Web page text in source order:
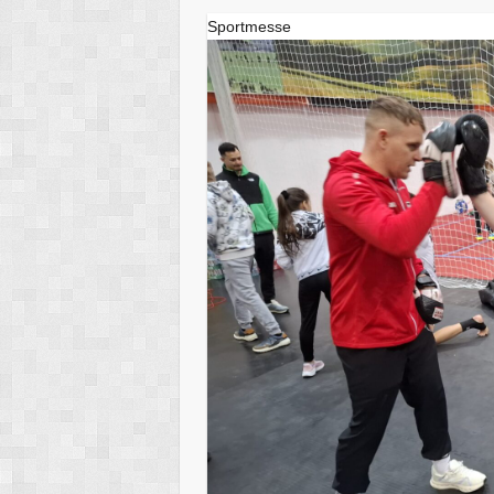
Sportmesse